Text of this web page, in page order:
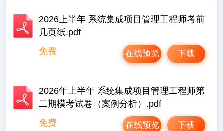
2026上半年 系统集成项目管理工程师考前
几页纸.pdf
免费
下载
在线预览
2026年上半年 系统集成项目管理工程师第
二期模考试卷（案例分析）.pdf
免费
下载
在线预览